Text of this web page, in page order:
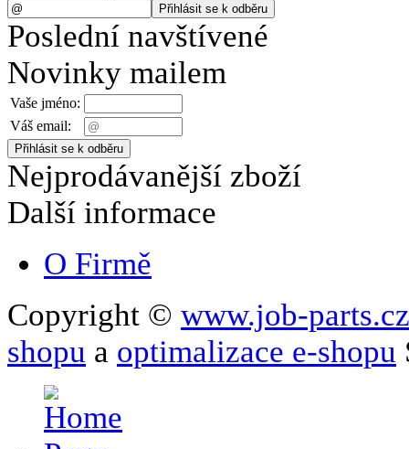
Poslední navštívené
Novinky mailem
Vaše jméno:
Váš email:
Nejprodávanější zboží
Další informace
O Firmě
Copyright © www.job-parts.cz
shopu a optimalizace e-shopu